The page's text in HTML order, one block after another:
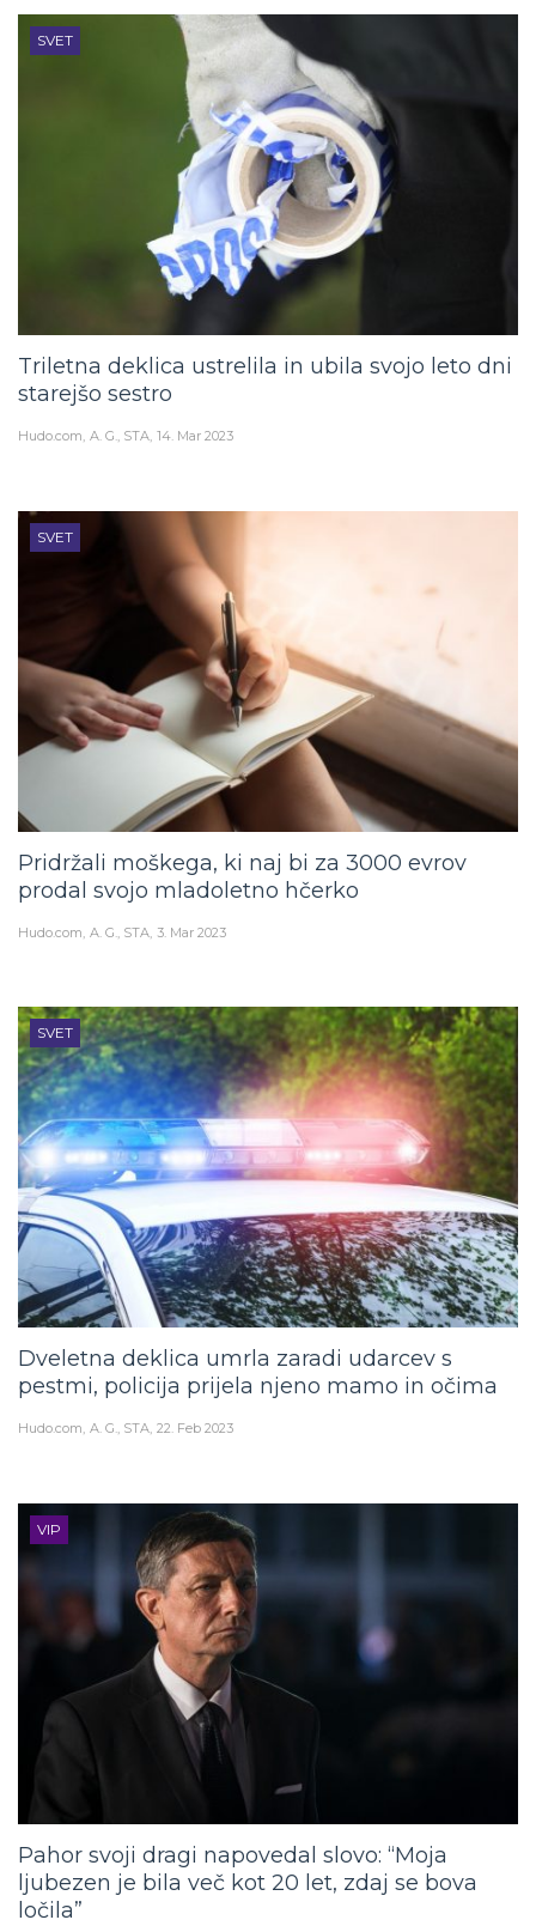
SVET
Triletna deklica ustrelila in ubila svojo leto dni
starejšo sestro
Hudo.com A. G., STA 14. Mar 2023
SVET
Pridržali moškega, ki naj bi za 3000 evrov
prodal svojo mladoletno hčerko
Hudo.com A. G., STA 3. Mar 2023
SVET
Dveletna deklica umrla zaradi udarcev s
pestmi, policija prijela njeno mamo in očima
Hudo.com A. G., STA 22. Feb 2023
VIP
Pahor svoji dragi napovedal slovo: “Moja
ljubezen je bila več kot 20 let, zdaj se bova
ločila”